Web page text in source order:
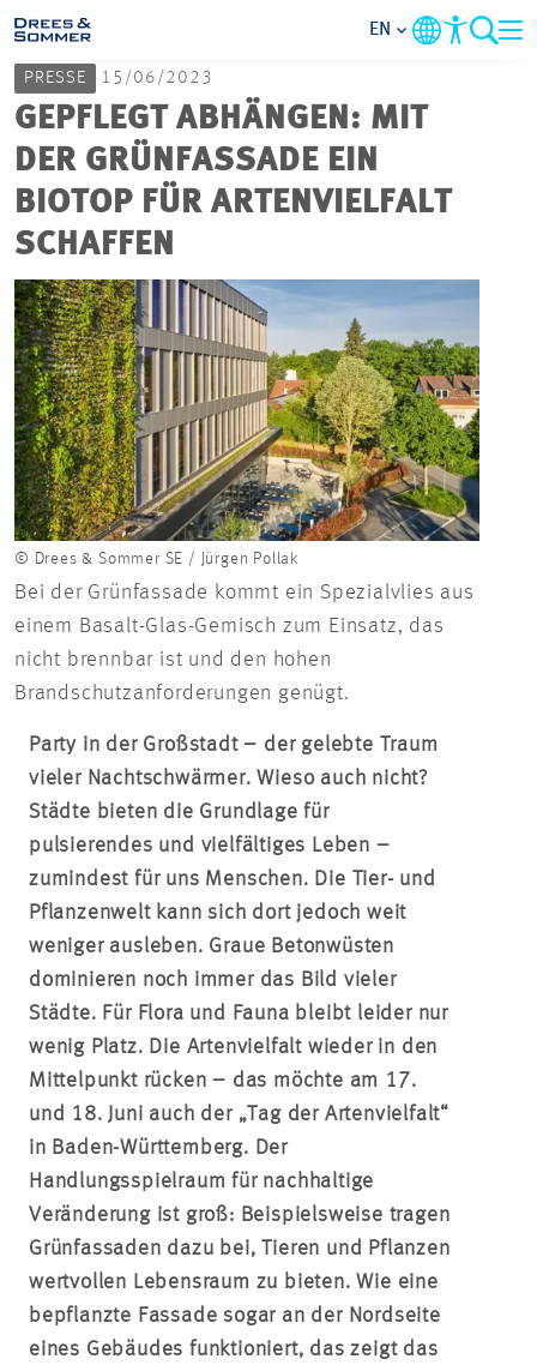
MARKETS
SERVICES
FOCUS AREAS
CAREER
PROJECTS
CONTACT
EN
PRESSE 15/06/2023
GEPFLEGT ABHÄNGEN: MIT
DER GRÜNFASSADE EIN
BIOTOP FÜR ARTENVIELFALT
SCHAFFEN
© Drees & Sommer SE / Jürgen Pollak
Bei der Grünfassade kommt ein Spezialvlies aus
einem Basalt-Glas-Gemisch zum Einsatz, das
nicht brennbar ist und den hohen
Brandschutzanforderungen genügt.
Party in der Großstadt – der gelebte Traum
vieler Nachtschwärmer. Wieso auch nicht?
Städte bieten die Grundlage für
pulsierendes und vielfältiges Leben –
zumindest für uns Menschen. Die Tier- und
Pflanzenwelt kann sich dort jedoch weit
weniger ausleben. Graue Betonwüsten
dominieren noch immer das Bild vieler
Städte. Für Flora und Fauna bleibt leider nur
wenig Platz. Die Artenvielfalt wieder in den
Mittelpunkt rücken – das möchte am 17.
und 18. Juni auch der „Tag der Artenvielfalt“
in Baden-Württemberg. Der
Handlungsspielraum für nachhaltige
Veränderung ist groß: Beispielsweise tragen
Grünfassaden dazu bei, Tieren und Pflanzen
wertvollen Lebensraum zu bieten. Wie eine
bepflanzte Fassade sogar an der Nordseite
eines Gebäudes funktioniert, das zeigt das